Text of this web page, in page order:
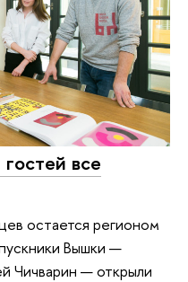
все
остается регионом
Вышки —
Чичварин — открыли